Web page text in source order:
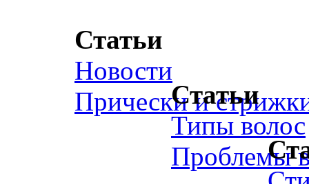
Статьи
Новости
Прически иСтатьи
Типы волос
Проблемы